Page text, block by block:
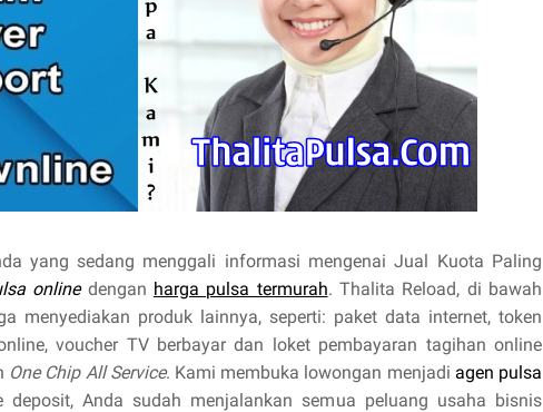
yang sedang menggali informasi mengenai Jual Kuota Paling
onlinedengan harga pulsa termurah. Thalita Reload, di bawah
menyediakan produk lainnya, seperti: paket data internet, token
voucher TV berbayar dan loket pembayaran tagihan online
One Chip All Service. Kami membuka lowongan menjadi agen pulsa
Anda sudah menjalankan semua peluang usaha bisnis